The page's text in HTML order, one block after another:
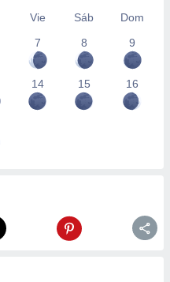
Vie Sáb
Dom
7
8 9
14 15 16